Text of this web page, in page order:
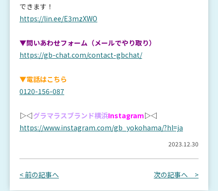
できます！
https://lin.ee/E3mzXWO
▼問いあわせフォーム（メールでやり取り）
https://gb-chat.com/contact-gbchat/
▼電話はこちら
0120-156-087
▷◁グラマラスブランド横浜Instagram▷◁
https://www.instagram.com/gb_yokohama/?hl=ja
2023.12.30
< 前の記事へ 次の記事へ >